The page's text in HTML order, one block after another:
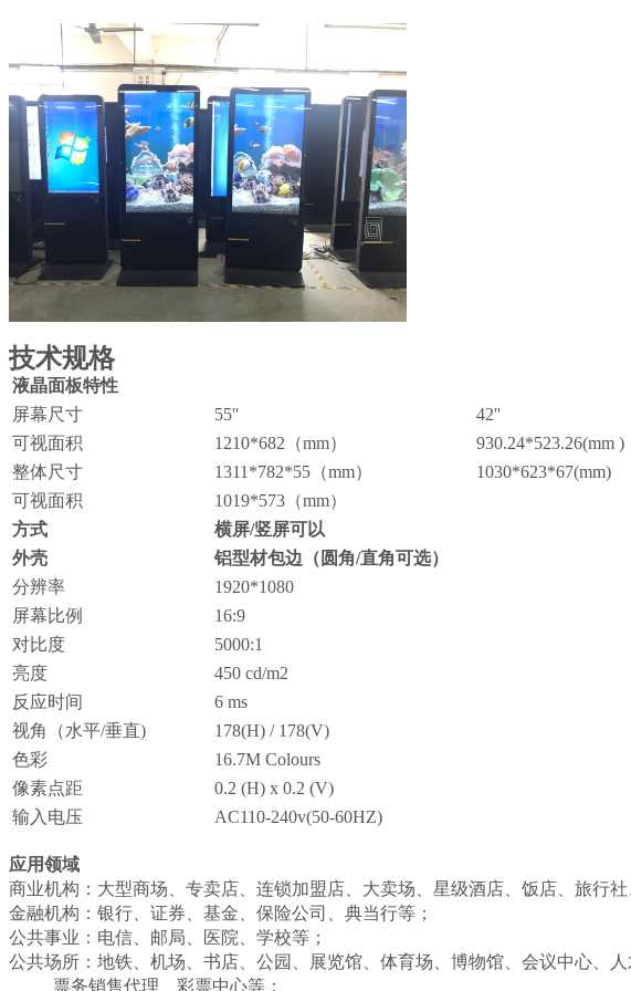
技术规格
液晶面板特性
屏幕尺寸
55''
42''
可视面积
1210*682（mm）
930.24*523.26(mm )
整体尺寸
1311*782*55（mm）
1030*623*67(mm)
可视面积
1019*573（mm）
方式
横屏/竖屏可以
外壳
铝型材包边（圆角/直角可选）
分辨率
1920*1080
屏幕比例
16:9
对比度
5000:1
亮度
450 cd/m2
反应时间
6 ms
视角（水平/垂直)
178(H) / 178(V)
色彩
16.7M Colours
像素点距
0.2 (H) x 0.2 (V)
输入电压
AC110-240v(50-60HZ)
应用领域
商业机构：大型商场、专卖店、连锁加盟店、大卖场、星级酒店、饭店、旅行社
金融机构：银行、证券、基金、保险公司、典当行等；
公共事业：电信、邮局、医院、学校等；
公共场所：地铁、机场、书店、公园、展览馆、体育场、博物馆、会议中心、人
票务销售代理、彩票中心等；